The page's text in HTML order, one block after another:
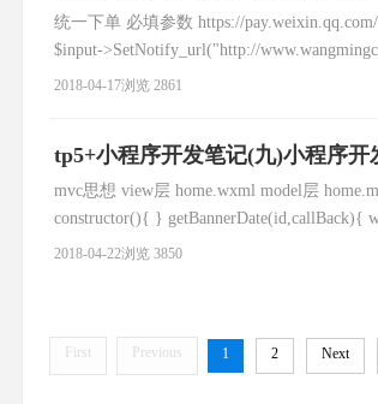
统一下单 必填参数 https://
$input->SetNotify_url("http://
2018-04-17浏览 2861
tp5+小程序开发笔记(九)小程序开
mvc思想 view层 home.wxml model层
constructor(){ } getBannerDate(id,callBack){
2018-04-22浏览 3850
First Previous 1 2 Next